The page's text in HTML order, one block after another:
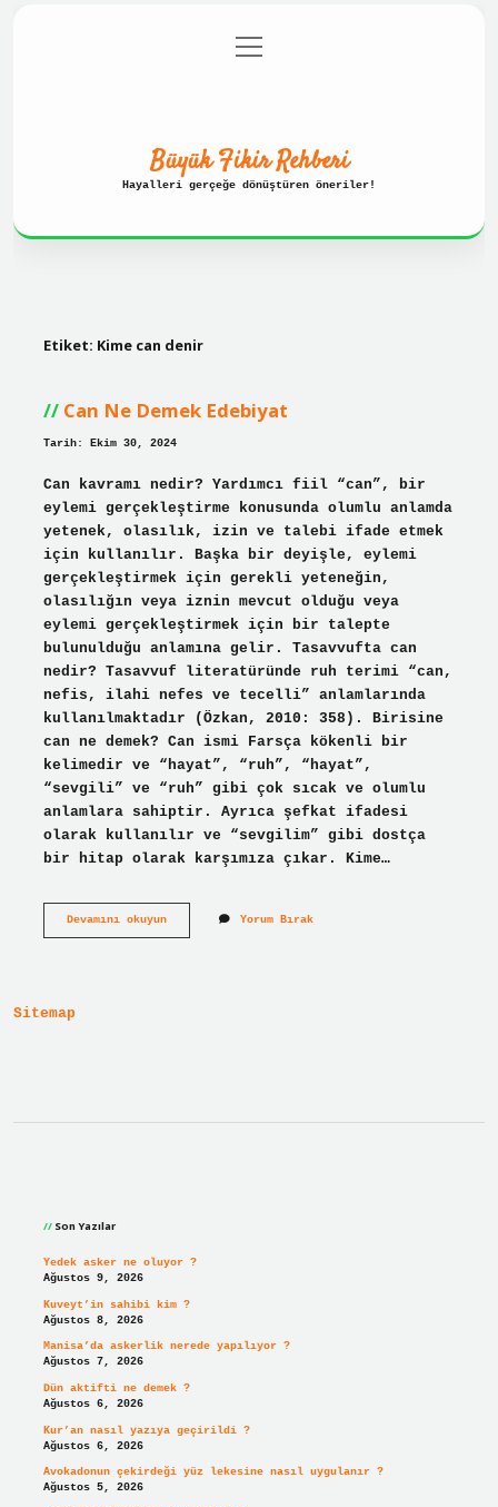
Gizlilik Politikası
menüyü
aç
Büyük Fikir Rehberi
Hayalleri gerçeğe dönüştüren öneriler!
Etiket: Kime can denir
Can Ne Demek Edebiyat
Tarih: Ekim 30, 2024
Can kavramı nedir? Yardımcı fiil “can”, bir
eylemi gerçekleştirme konusunda olumlu anlamda
yetenek, olasılık, izin ve talebi ifade etmek
için kullanılır. Başka bir deyişle, eylemi
gerçekleştirmek için gerekli yeteneğin,
olasılığın veya iznin mevcut olduğu veya
eylemi gerçekleştirmek için bir talepte
bulunulduğu anlamına gelir. Tasavvufta can
nedir? Tasavvuf literatüründe ruh terimi “can,
nefis, ilahi nefes ve tecelli” anlamlarında
kullanılmaktadır (Özkan, 2010: 358). Birisine
can ne demek? Can ismi Farsça kökenli bir
kelimedir ve “hayat”, “ruh”, “hayat”,
“sevgili” ve “ruh” gibi çok sıcak ve olumlu
anlamlara sahiptir. Ayrıca şefkat ifadesi
olarak kullanılır ve “sevgilim” gibi dostça
bir hitap olarak karşımıza çıkar. Kime…
Devamını okuyunCan
Yorum Bırak
Sitemap
Son Yazılar
Yedek asker ne oluyor ?
Ağustos 9, 2026
Kuveyt’in sahibi kim ?
Ağustos 8, 2026
Manisa’da askerlik nerede yapılıyor ?
Ağustos 7, 2026
Dün aktifti ne demek ?
Ağustos 6, 2026
Kur’an nasıl yazıya geçirildi ?
Ağustos 6, 2026
Avokadonun çekirdeği yüz lekesine nasıl uygulanır ?
Ağustos 5, 2026